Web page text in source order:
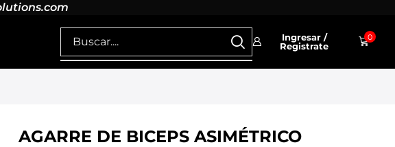
Ingresar /
Registrate
0
AGARRE DE BICEPS ASIMÉTRICO